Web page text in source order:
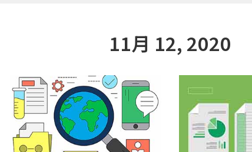
11月 12, 2020